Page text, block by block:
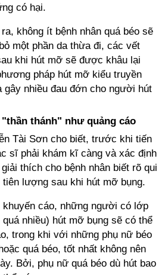
có hại.
không ít bệnh nhân quá béo sẽ
một phần da thừa đi, các vết
khi hút mỡ sẽ được khâu lại
pháp hút mỡ kiểu truyền
gây nhiều đau đớn cho người hút
thánh" như quảng cáo
Tài Sơn cho biết, trước khi tiến
sĩ phải khám kĩ càng và xác định
thích cho bệnh nhân biết rõ qui
lượng sau khi hút mỡ bụng.
khuyến cáo, những người có lớp
nhiều) hút mỡ bụng sẽ có thể
trong khi với những phụ nữ béo
quá béo, tốt nhất không nên
Bởi, phụ nữ quá béo dù hút bao